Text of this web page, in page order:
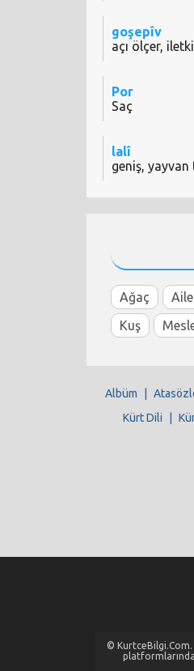
goşepîv
açı ölçer, iletki
Por
Saç
lalî
geniş, yayvan
Ağaç
Kuş
Albüm
Kürt Dili
© KurtceBilgi.Com.